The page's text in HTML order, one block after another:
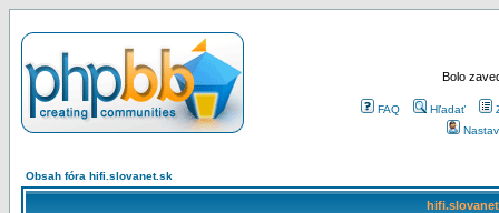
Bolo
FAQ Hľadať
Obsah fóra hifi.slovanet.sk